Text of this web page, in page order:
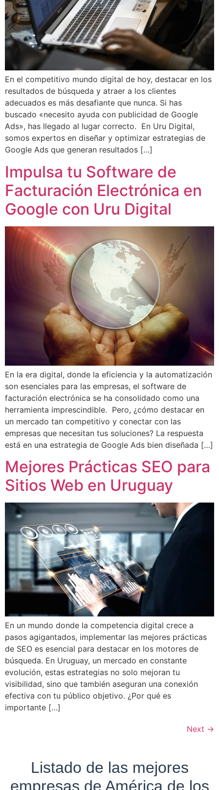
En el competitivo mundo digital de hoy, destacar en los
resultados de búsqueda y atraer a los clientes
adecuados es más desafiante que nunca. Si has
buscado «necesito ayuda con publicidad de Google
Ads», has llegado al lugar correcto. En Uru Digital,
somos expertos en diseñar y optimizar estrategias de
Google Ads que generan resultados […]
Impulsa tu Software de
Facturación Electrónica en
Google con Uru Digital
En la era digital, donde la eficiencia y la automatización
son esenciales para las empresas, el software de
facturación electrónica se ha consolidado como una
herramienta imprescindible. Pero, ¿cómo destacar en
un mercado tan competitivo y conectar con las
empresas que necesitan tus soluciones? La respuesta
está en una estrategia de Google Ads bien diseñada […]
Mejores Prácticas SEO para
Sitios Web en Uruguay
En un mundo donde la competencia digital crece a
pasos agigantados, implementar las mejores prácticas
de SEO es esencial para destacar en los motores de
búsqueda. En Uruguay, un mercado en constante
evolución, estas estrategias no solo mejoran tu
visibilidad, sino que también aseguran una conexión
efectiva con tu público objetivo. ¿Por qué es
importante […]
Next →
Listado de las mejores
empresas de América de los